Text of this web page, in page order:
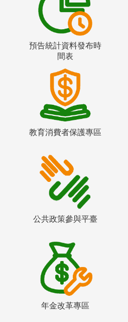
預告統計資料發布時
間表
教育消費者保護專區
公共政策參與平臺
年金改革專區